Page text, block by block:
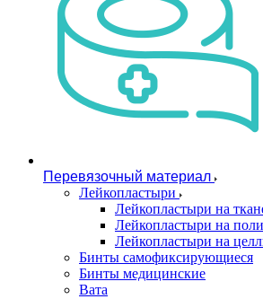
Перевязочный материал
Лейкопластыри
Лейкопластыри на
Лейкопластыри на
Лейкопластыри на
Бинты самофиксирующиеся
Бинты медицинские
Вата